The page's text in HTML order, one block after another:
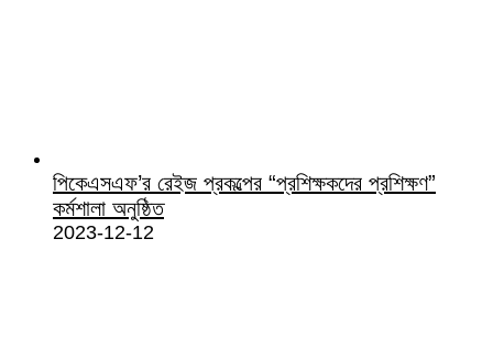
পিকেএসএফ’র রেইজ প্রকল্পের “প্রশিক্ষকদের প্রশিক্ষণ”
কর্মশালা অনুষ্ঠিত
2023-12-12